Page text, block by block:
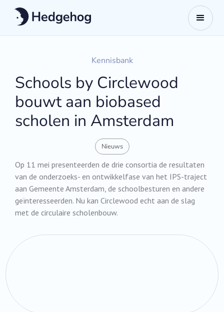
Kennisbank
Schools by Circlewood
bouwt aan biobased
scholen in Amsterdam
Nieuws
Op 11 mei presenteerden de drie consortia de resultaten
van de onderzoeks- en ontwikkelfase van het IPS-traject
aan Gemeente Amsterdam, de schoolbesturen en andere
geïnteresseerden. Nu kan Circlewood echt aan de slag
met de circulaire scholenbouw.